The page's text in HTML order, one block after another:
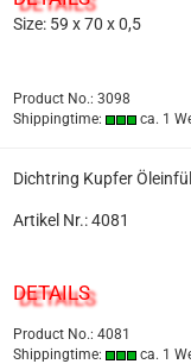
Size: 59 x 70 x 0,5
Product No.: 3098
Shippingtime:
ca. 1
Dichtring Kupfer
Artikel Nr.: 4081
DETAILS
Product No.: 4081
Shippingtime:
ca. 1